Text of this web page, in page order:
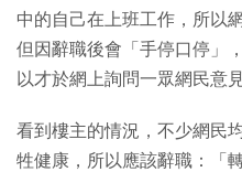
中的自己在上班工作，所以
但因辭職後會「手停口停」
以才於網上詢問一眾網民意見
看到樓主的情況，不少網民
牲健康，所以應該辭職：「